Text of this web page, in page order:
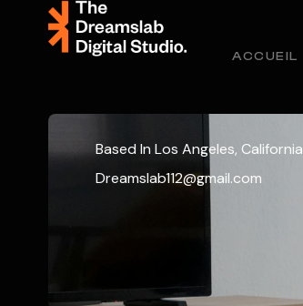
ACCUEIL
Based In Los Angeles, California
Dreamslab112@gmail.com